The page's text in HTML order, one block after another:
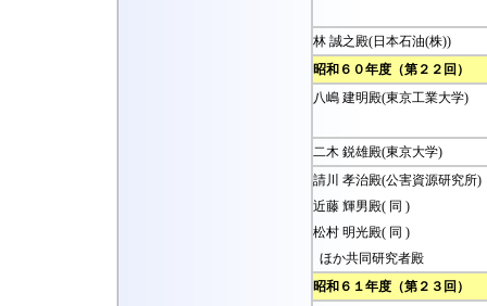
林 誠之殿(日本石油(株))
昭和６０年度（第２２回）
八嶋 建明殿(東京工業大学)
二木 鋭雄殿(東京大学)
請川 孝治殿(公害資源研究所)
近藤 輝男殿( 同 )
松村 明光殿( 同 )
ほか共同研究者殿
昭和６１年度（第２３回）